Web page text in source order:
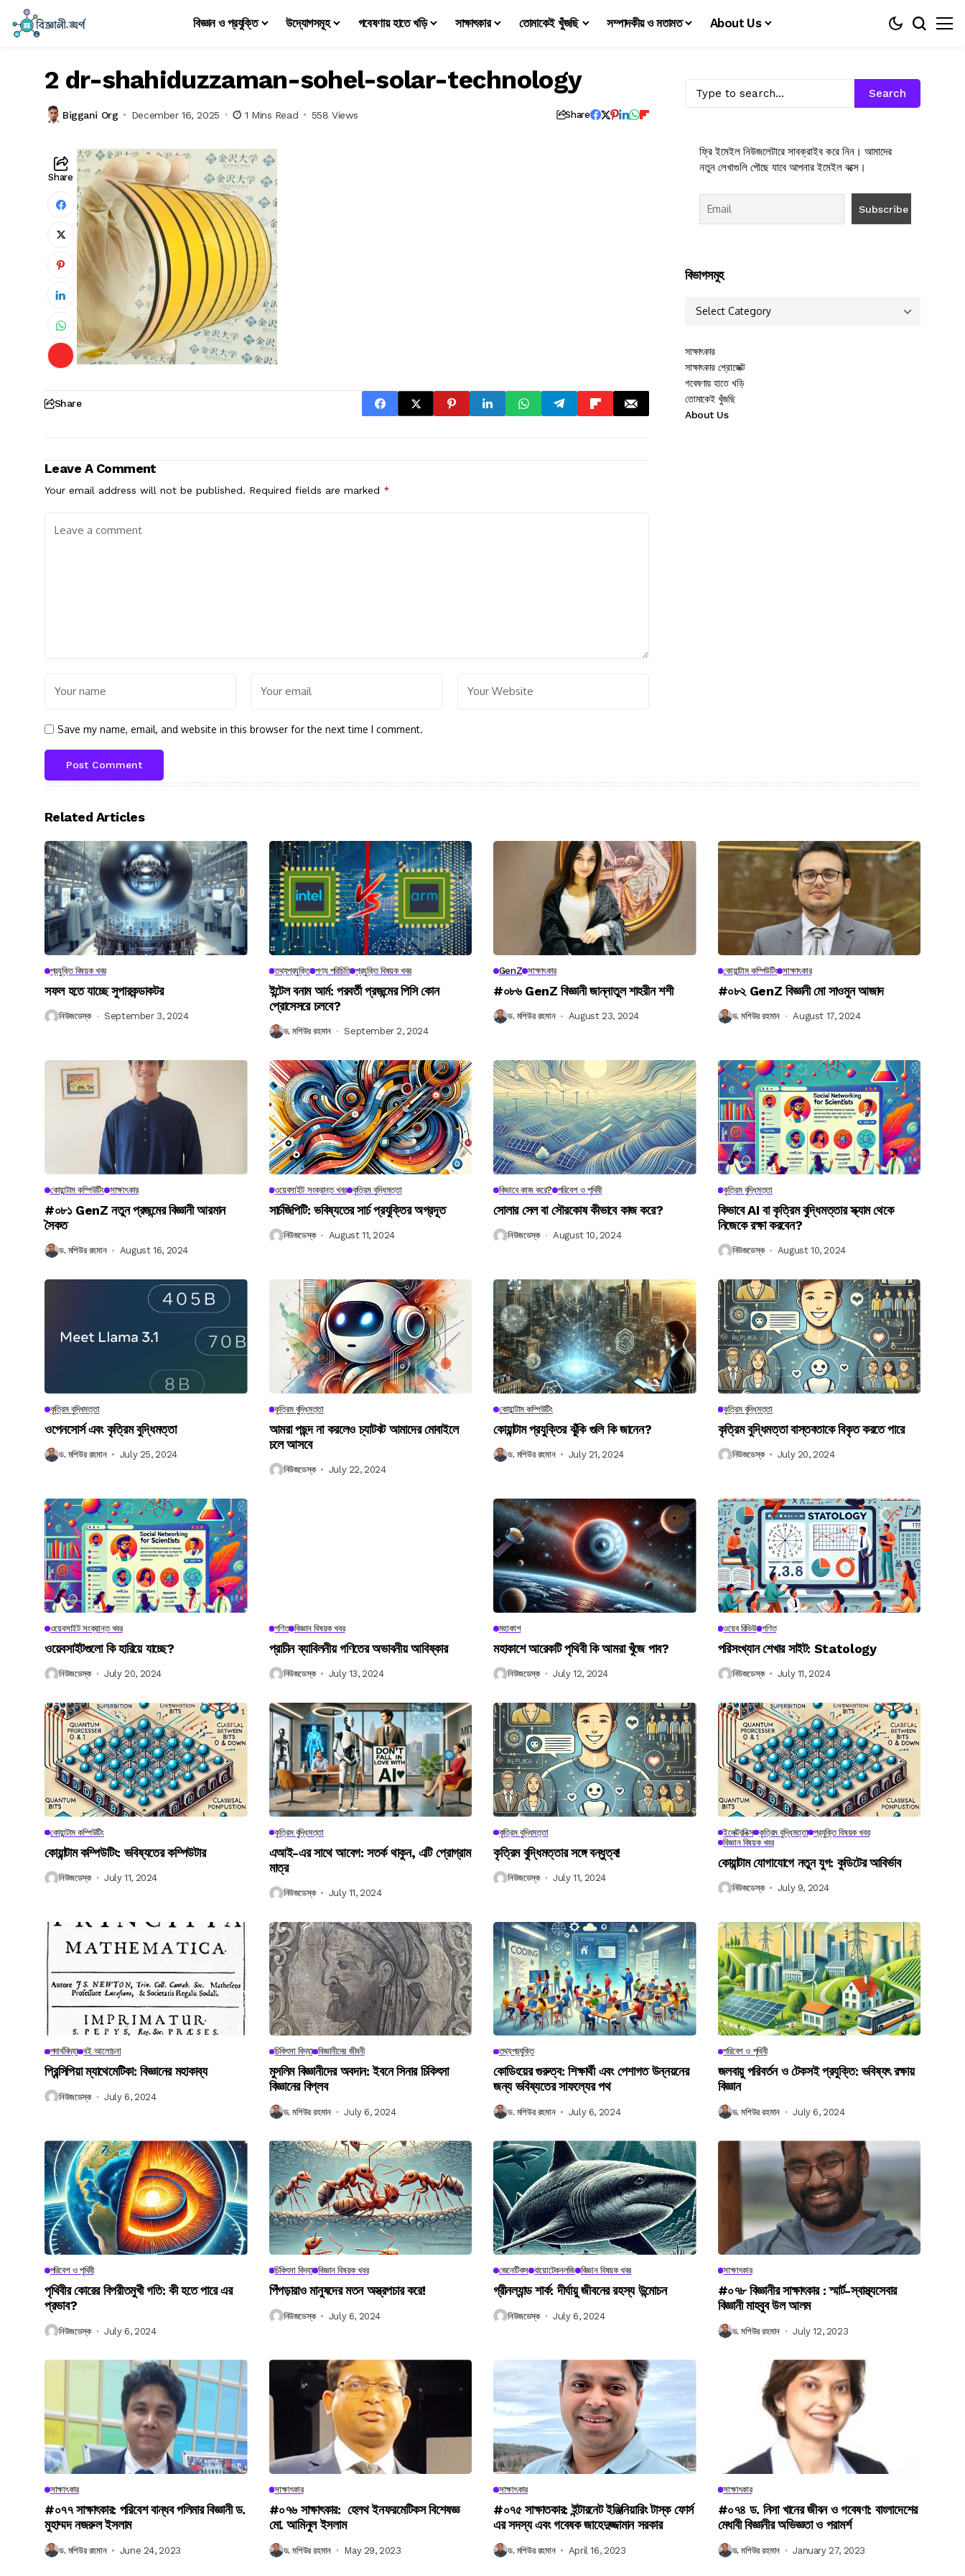
বিজ্ঞান ও প্রযুক্তি উদ্যোগসমূহ গবেষণায় হাতে খড়ি সাক্ষাৎকার তোমাকেই খুঁজছি সম্পাদকীয় ও মতামত About Us
2 dr-shahiduzzaman-sohel-solar-technology
Biggani Org December 16, 2025 1 Mins Read 558 Views Share
Share
Share
Leave A Comment
Your email address will not be published. Required fields are marked *
Save my name, email, and website in this browser for the next time I comment.
Search
ফ্রি ইমেইল নিউজলেটারে সাবক্রাইব করে নিন। আমাদের
নতুন লেখাগুলি পৌছে যাবে আপনার ইমেইল বক্সে।
বিভাগসমুহ
সাক্ষাৎকার
সাক্ষাৎকার প্রোজেক্ট
গবেষণায় হাতে খড়ি
তোমাকেই খুঁজছি
About Us
Related Articles
প্রযুক্তি বিষয়ক খবর
সফল হতে যাচ্ছে সুপারকন্ডাকটর
নিউজডেস্ক September 3, 2024
তথ্যপ্রযুক্তি পণ্য পরিচিতি প্রযুক্তি বিষয়ক খবর
ইন্টেল বনাম আর্ম: পরবর্তী প্রজন্মের পিসি কোন
প্রোসেসরে চলবে?
ড. মশিউর রহমান September 2, 2024
GenZ সাক্ষাৎকার
#০৮৬ GenZ বিজ্ঞানী জান্নাতুল শাহরীন শশী
ড. মশিউর রহমান August 23, 2024
কোয়ান্টাম কম্পিউটিং সাক্ষাৎকার
#০৮২ GenZ বিজ্ঞানী মো সাওমুন আজাদ
ড. মশিউর রহমান August 17, 2024
কোয়ান্টাম কম্পিউটিং সাক্ষাৎকার
#০৮১ GenZ নতুন প্রজন্মের বিজ্ঞানী আরমান
সৈকত
ড. মশিউর রহমান August 16, 2024
ওয়েবসাইট সংক্রান্ত খবর কৃত্রিম বুদ্ধিমত্তা
সার্চজিপিটি: ভবিষ্যতের সার্চ প্রযুক্তির অগ্রদূত
নিউজডেস্ক August 11, 2024
কিভাবে কাজ করে? পরিবেশ ও পৃথিবী
সোলার সেল বা সৌরকোষ কীভাবে কাজ করে?
নিউজডেস্ক August 10, 2024
কৃত্রিম বুদ্ধিমত্তা
কিভাবে AI বা কৃত্রিম বুদ্ধিমত্তার স্ক্যাম থেকে
নিজেকে রক্ষা করবেন?
নিউজডেস্ক August 10, 2024
কৃত্রিম বুদ্ধিমত্তা
ওপেনসোর্স এবং কৃত্রিম বুদ্ধিমত্তা
ড. মশিউর রহমান July 25, 2024
কৃত্রিম বুদ্ধিমত্তা
আমরা পছন্দ না করলেও চ্যাটবট আমাদের মোবাইলে
চলে আসবে
নিউজডেস্ক July 22, 2024
কোয়ান্টাম কম্পিউটিং
কোয়ান্টাম প্রযুক্তির ঝুঁকি গুলি কি জানেন?
ড. মশিউর রহমান July 21, 2024
কৃত্রিম বুদ্ধিমত্তা
কৃত্রিম বুদ্ধিমত্তা বাস্তবতাকে বিকৃত করতে পারে
নিউজডেস্ক July 20, 2024
ওয়েবসাইট সংক্রান্ত খবর
ওয়েবসাইটগুলো কি হারিয়ে যাচ্ছে?
নিউজডেস্ক July 20, 2024
গণিত বিজ্ঞান বিষয়ক খবর
প্রাচীন ব্যাবিলনীয় গণিতের অভাবনীয় আবিষ্কার
নিউজডেস্ক July 13, 2024
মহাকাশ
মহাকাশে আরেকটি পৃথিবী কি আমরা খুঁজে পাব?
নিউজডেস্ক July 12, 2024
ওয়েব রিভিউ গণিত
পরিসংখ্যান শেখার সাইট: Statology
নিউজডেস্ক July 11, 2024
কোয়ান্টাম কম্পিউটিং
কোয়ান্টাম কম্পিউটিং: ভবিষ্যতের কম্পিউটার
নিউজডেস্ক July 11, 2024
কৃত্রিম বুদ্ধিমত্তা
এআই-এর সাথে আবেগ: সতর্ক থাকুন, এটি প্রোগ্রাম
মাত্র
নিউজডেস্ক July 11, 2024
কৃত্রিম বুদ্ধিমত্তা
কৃত্রিম বুদ্ধিমত্তার সঙ্গে বন্ধুত্ব!
নিউজডেস্ক July 11, 2024
ইলেক্ট্রনিক্স কৃত্রিম বুদ্ধিমত্তা প্রযুক্তি বিষয়ক খবর
বিজ্ঞান বিষয়ক খবর
কোয়ান্টাম যোগাযোগে নতুন যুগ: কুডিটের আবির্ভাব
নিউজডেস্ক July 9, 2024
পদার্থবিদ্যা বই আলোচনা
প্রিন্সিপিয়া ম্যাথেমেটিকা: বিজ্ঞানের মহাকাব্য
নিউজডেস্ক July 6, 2024
চিকিৎসা বিদ্যা বিজ্ঞানীদের জীবনী
মুসলিম বিজ্ঞানীদের অবদান: ইবনে সিনার চিকিৎসা
বিজ্ঞানের বিপ্লব
ড. মশিউর রহমান July 6, 2024
তথ্যপ্রযুক্তি
কোডিংয়ের গুরুত্ব: শিক্ষার্থী এবং পেশাগত উন্নয়নের
জন্য ভবিষ্যতের সাফল্যের পথ
ড. মশিউর রহমান July 6, 2024
পরিবেশ ও পৃথিবী
জলবায়ু পরিবর্তন ও টেকসই প্রযুক্তি: ভবিষ্যৎ রক্ষায়
বিজ্ঞান
ড. মশিউর রহমান July 6, 2024
পরিবেশ ও পৃথিবী
পৃথিবীর কোরের বিপরীতমুখী গতি: কী হতে পারে এর
প্রভাব?
নিউজডেস্ক July 6, 2024
চিকিৎসা বিদ্যা বিজ্ঞান বিষয়ক খবর
পিঁপড়ারাও মানুষদের মতন অস্ত্রপচার করে!
নিউজডেস্ক July 6, 2024
জেনেটিকস বায়োটেকনলজি বিজ্ঞান বিষয়ক খবর
গ্রীনল্যান্ড শার্ক: দীর্ঘায়ু জীবনের রহস্য উন্মোচন
নিউজডেস্ক July 6, 2024
সাক্ষাৎকার
#০৭৮ বিজ্ঞানীর সাক্ষাৎকার : স্মার্ট-স্বাস্থ্যসেবার
বিজ্ঞানী মাহবুব উল আলম
ড. মশিউর রহমান July 12, 2023
সাক্ষাৎকার
#০৭৭ সাক্ষাৎকার: পরিবেশ বান্ধব পলিমার বিজ্ঞানী ড.
মুহাম্মদ নজরুল ইসলাম
ড. মশিউর রহমান June 24, 2023
সাক্ষাৎকার
#০৭৬ সাক্ষাৎকার: হেলথ ইনফরমেটিকস বিশেষজ্ঞ
মো. আমিনুল ইসলাম
ড. মশিউর রহমান May 29, 2023
সাক্ষাৎকার
#০৭৫ সাক্ষাতকার: ইন্টারনেট ইঞ্জিনিয়ারিং টাস্ক ফোর্স
এর সদস্য এবং গবেষক জাহেদুজ্জামান সরকার
ড. মশিউর রহমান April 16, 2023
সাক্ষাৎকার
#০৭৪ ড. নিসা খানের জীবন ও গবেষণা: বাংলাদেশের
মেধাবী বিজ্ঞানীর অভিজ্ঞতা ও পরামর্শ
ড. মশিউর রহমান January 27, 2023